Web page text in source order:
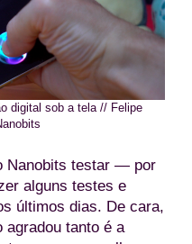
digital sob a tela // Felipe
Nanobits testar — por
alguns testes e
últimos dias. De cara,
agradou tanto é a